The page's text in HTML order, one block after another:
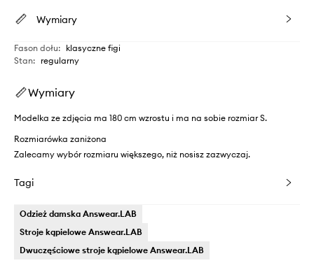
Wymiary
Fason dołu: klasyczne figi
Stan: regularny
Wymiary
Modelka ze zdjęcia ma 180 cm wzrostu i ma na sobie rozmiar S.
Rozmiarówka zaniżona
Zalecamy wybór rozmiaru większego, niż nosisz zazwyczaj.
Tagi
Odzież damska Answear.LAB
Stroje kąpielowe Answear.LAB
Dwuczęściowe stroje kąpielowe Answear.LAB